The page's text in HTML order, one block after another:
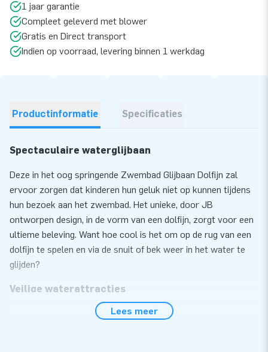
1 jaar garantie
Compleet geleverd met blower
Gratis en Direct transport
Indien op voorraad, levering binnen 1 werkdag
Productinformatie Specificaties
Spectaculaire waterglijbaan
Deze in het oog springende Zwembad Glijbaan Dolfijn zal
ervoor zorgen dat kinderen hun geluk niet op kunnen tijdens
hun bezoek aan het zwembad. Het unieke, door JB
ontworpen design, in de vorm van een dolfijn, zorgt voor een
ultieme beleving. Want hoe cool is het om op de rug van een
dolfijn te spelen en via de snuit of bek weer in het water te
glijden?
Veilige waterattracties
Wij garanderen dat onze waterattracties door iedereen veilig
Lees meer